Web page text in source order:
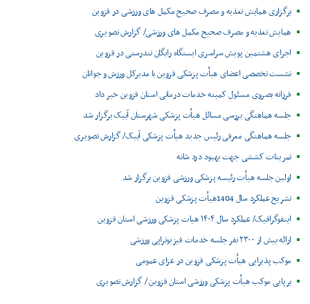
برگزاری همایش تغذیه و مصرف صحیح مکمل های ورزشی در قزوین
همایش تغذیه و مصرف صحیح مکمل های ورزشی/ گزارش تصویری
اجرای هشتمین پویش سراسری ایستگاه رایگان تندرستی در قزوین
نشست تخصصی اعضای هیأت پزشکی قزوین با مدیرکل ورزش و جوانان
فرزانه بصروی مسئول کمیته خدمات درمانی استان قزوین خبر داد
جلسه هماهنگی بررسی مسائل هیأت پزشکی شهرستان آبیک برگزار شد
جلسه هماهنگی معرفی رئیس جدید هیأت پزشکی آبیک/ گزارش تصویری
تمرینات کششی جهت بهبود درد شانه
اولین جلسه هیأت رئیسه پزشکی ورزشی قزوین برگزار شد
تشریح عملکرد سال 1404هیأت پزشکی قزوین
اینفوگرافیک/ عملکرد سال ۱۴۰۴ هیات پزشکی ورزشی استان قزوین
ارائه بیش از ۲۳۰۰ نفر جلسه خدمات فیزیوتراپی ورزشی
موکب پذیرایی هیأت پزشکی قزوین در عزای عمومی
برپایی موکب هیأت پزشکی ورزشی استان قزوین / گزارش تصویری